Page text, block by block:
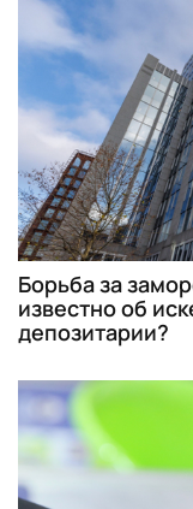
Борьба за
известно об
депозитарии?